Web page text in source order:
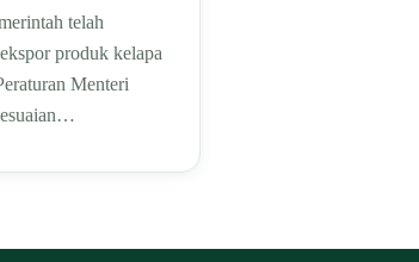
telah
produk kelapa
Menteri